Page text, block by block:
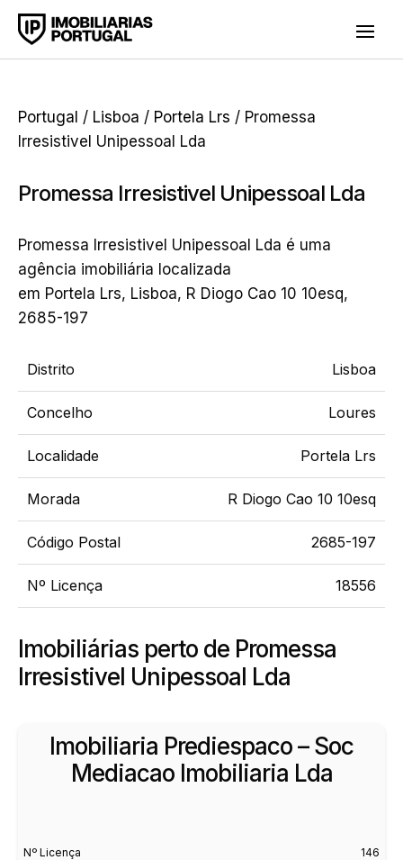
Portugal / Lisboa / Portela Lrs / Promessa
Irresistivel Unipessoal Lda
Promessa Irresistivel Unipessoal Lda
Promessa Irresistivel Unipessoal Lda é uma
agência imobiliária localizada
em Portela Lrs, Lisboa, R Diogo Cao 10 10esq,
2685-197
Distrito Lisboa
Concelho Loures
Localidade Portela Lrs
Morada R Diogo Cao 10 10esq
Código Postal 2685-197
Nº Licença 18556
Imobiliárias perto de Promessa
Irresistivel Unipessoal Lda
Imobiliaria Prediespaco – Soc
Mediacao Imobiliaria Lda
Nº Licença 146